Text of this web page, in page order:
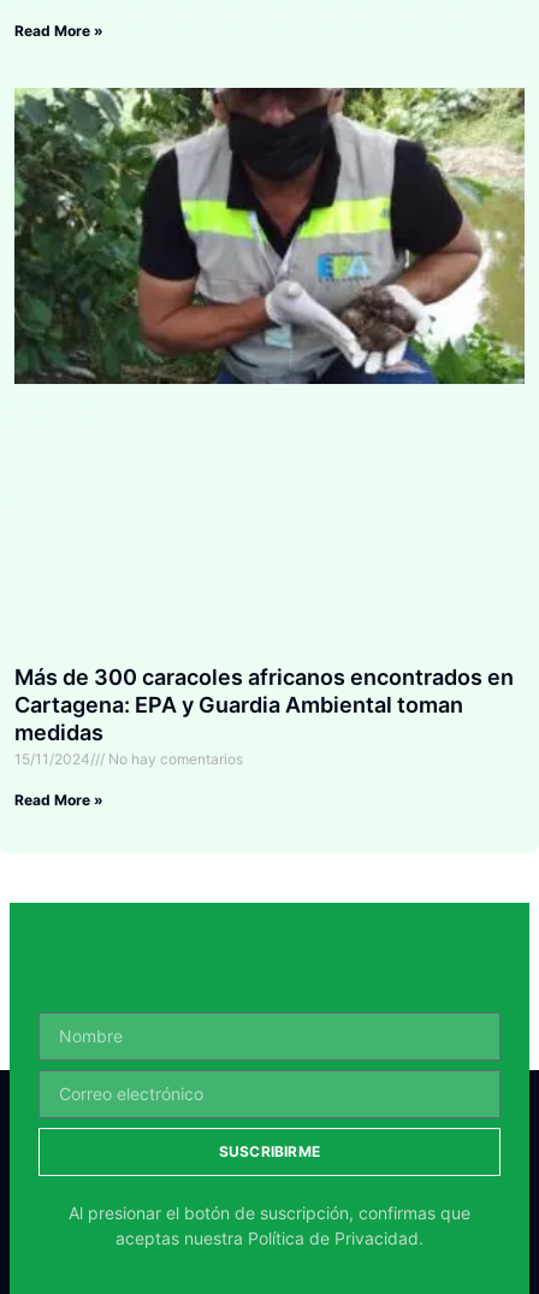
Read More »
Más de 300 caracoles africanos encontrados en
Cartagena: EPA y Guardia Ambiental toman
medidas
15/11/2024 No hay comentarios
Read More »
SUSCRIBIRME
Al presionar el botón de suscripción, confirmas que
aceptas nuestra Política de Privacidad.